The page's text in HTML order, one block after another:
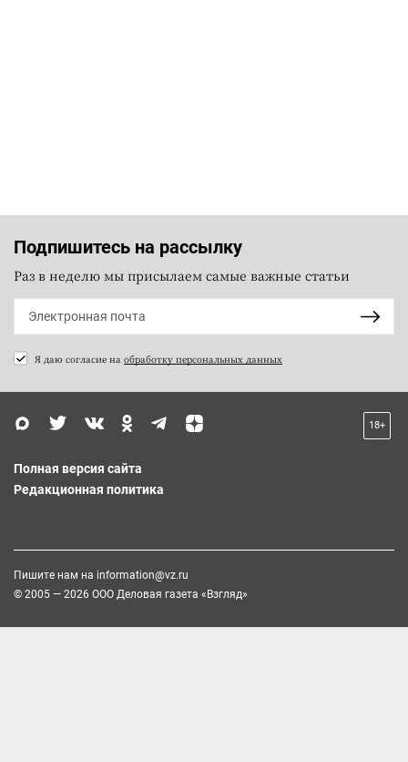
Подпишитесь на рассылку
Раз в неделю мы присылаем самые важные статьи
Я даю согласие на обработку персональных данных
18+
Полная версия сайта
Редакционная политика
Пишите нам на information@vz.ru
© 2005 — 2026 ООО Деловая газета «Взгляд»